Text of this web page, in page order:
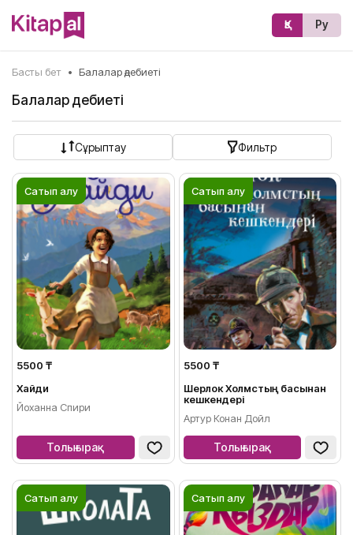
Қз Ру
Басты бет • Балалар әдебиеті
Балалар әдебиеті
Сұрыптау Фильтр
Сатып алу
5500 ₸
Хайди
Йоханна Спири
Толығырақ
Сатып алу
5500 ₸
Шерлок Холмстың басынан
кешкендері
Артур Конан Дойл
Толығырақ
Сатып алу Сатып алу